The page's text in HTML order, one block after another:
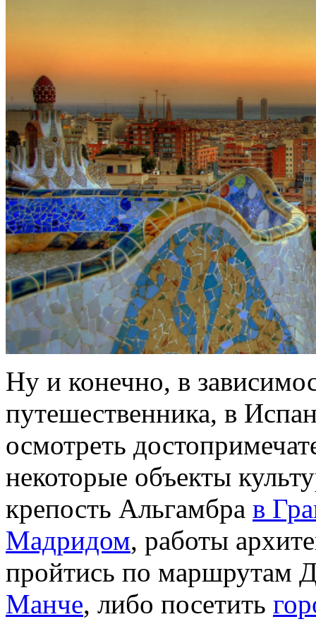
Ну и конечно, в
путешественника, в
осмотреть
некоторые объекты
крепость Альгамбра в
Мадридом, работы
пройтись по маршрутам
Манче, либо посетить